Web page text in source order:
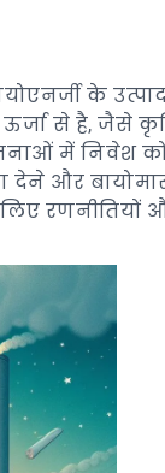
के
ऊर्जा से है,
में निवेश को
देने और
रणनीतियों और